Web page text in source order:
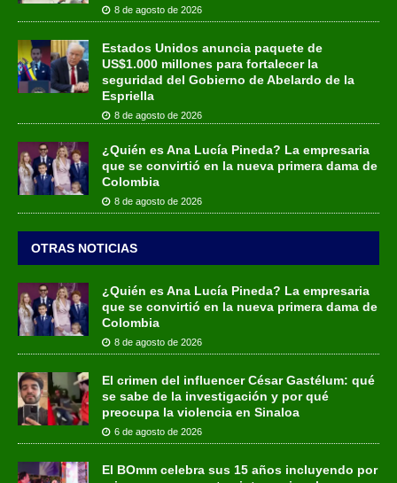
8 de agosto de 2026
Estados Unidos anuncia paquete de
US$1.000 millones para fortalecer la
seguridad del Gobierno de Abelardo de la
Espriella
8 de agosto de 2026
¿Quién es Ana Lucía Pineda? La empresaria
que se convirtió en la nueva primera dama de
Colombia
8 de agosto de 2026
OTRAS NOTICIAS
¿Quién es Ana Lucía Pineda? La empresaria
que se convirtió en la nueva primera dama de
Colombia
8 de agosto de 2026
El crimen del influencer César Gastélum: qué
se sabe de la investigación y por qué
preocupa la violencia en Sinaloa
6 de agosto de 2026
El BOmm celebra sus 15 años incluyendo por